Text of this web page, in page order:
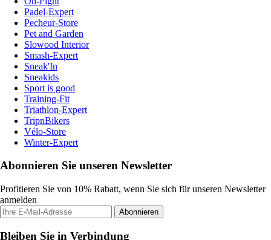
Padel-Expert
Pecheur-Store
Pet and Garden
Slowood Interior
Smash-Expert
Sneak'In
Sneakids
Sport is good
Training-Fit
Triathlon-Expert
TripnBikers
Vélo-Store
Winter-Expert
Abonnieren Sie unseren Newsletter
Profitieren Sie von 10% Rabatt, wenn Sie sich für unseren Newsletter
anmelden
Abonnieren
Bleiben Sie in Verbindung